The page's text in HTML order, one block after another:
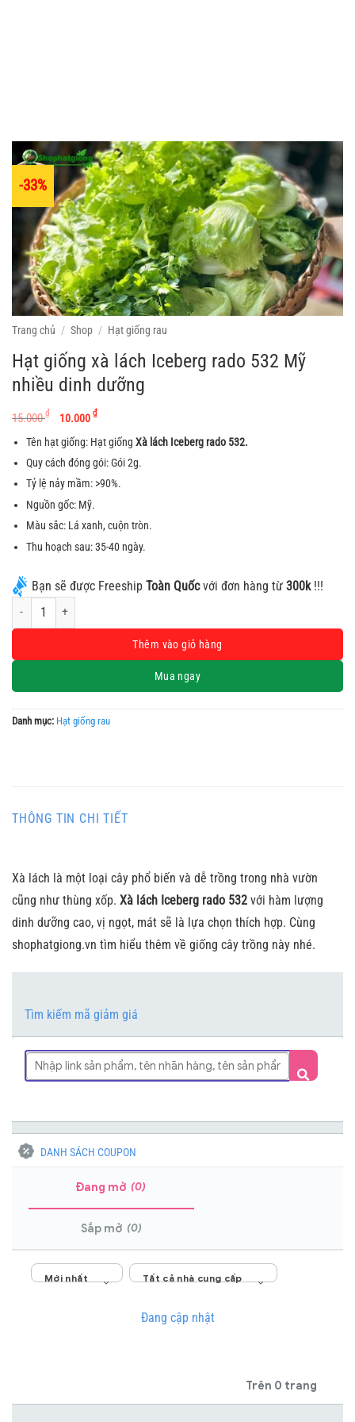
-33%
Trang chủ / Shop / Hạt giống rau
Hạt giống xà lách Iceberg rado 532 Mỹ
nhiều dinh dưỡng
15.000₫
Giá
gốc
là:
15.000 ₫.
10.000 ₫Giá
hiện
tại
là:
10.000 ₫.
Tên hạt giống: Hạt giốngXà lách Iceberg rado 532.
Quy cách đóng gói: Gói 2g.
Tỷ lệ nảy mầm: >90%.
Nguồn gốc: Mỹ.
Màu sắc: Lá xanh, cuộn tròn.
Thu hoạch sau: 35-40 ngày.
Bạn sẽ được Freeship Toàn Quốcvới đơn hàng từ 300k!!!
Hạt giống xà lách Iceberg rado 532 Mỹ nhiều dinh dưỡng số lượng
Thêm vào giỏ hàng
Mua ngay
Alternative:
Danh mục: Hạt giống rau
THÔNG TIN CHI TIẾT
Xà lách là một loại cây phổ biến và dễ trồng trong nhà vườn
cũng như thùng xốp. Xà lách Iceberg rado 532 với hàm lượng
dinh dưỡng cao, vị ngọt, mát sẽ là lựa chọn thích hợp. Cùng
shophatgiong.vn tìm hiểu thêm về giống cây trồng này nhé.
Tìm kiếm mã giảm giá
DANH SÁCH COUPON
Đang mở (0)
Sắp mở (0)
Mới nhất Tất cả nhà cung cấp
Đang cập nhật
Trên 0 trang